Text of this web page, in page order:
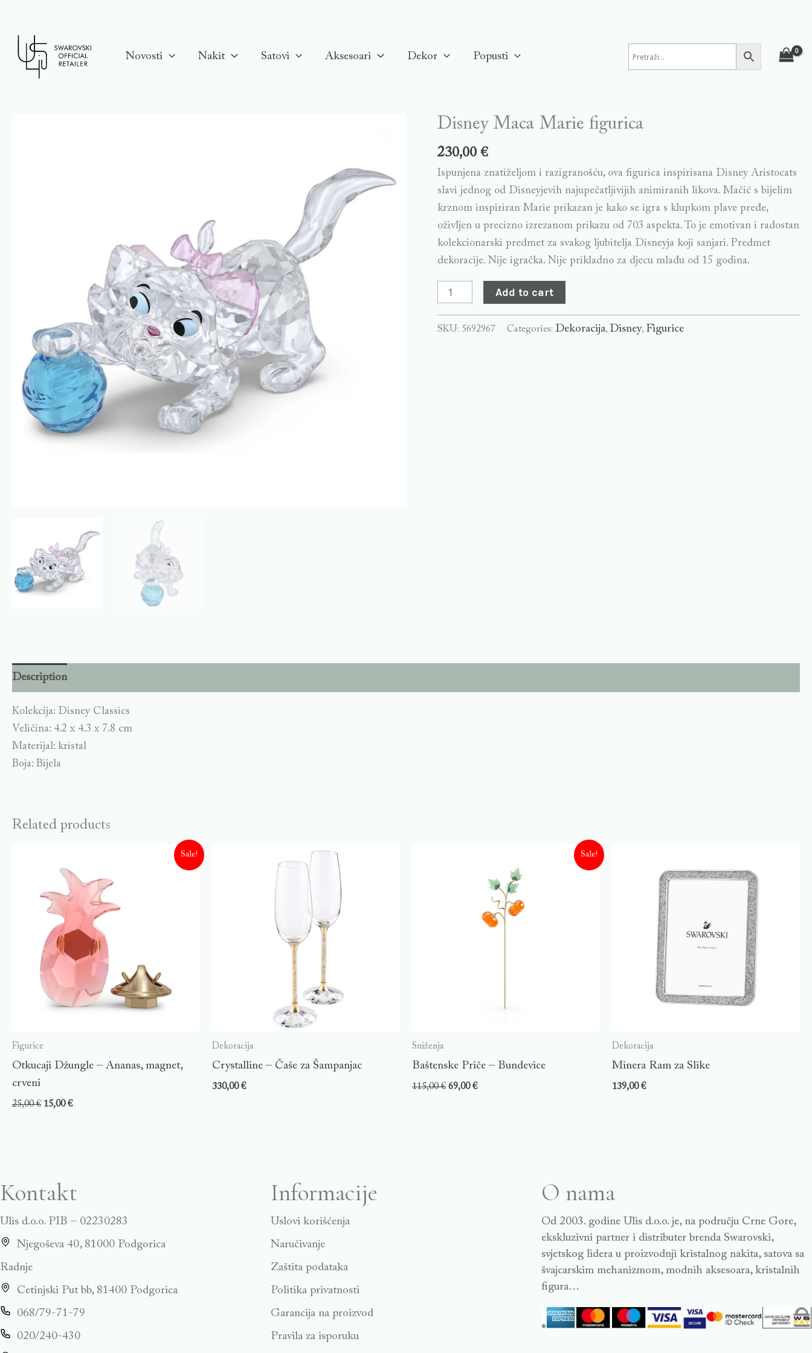
content
Novosti
Nakit Satovi Aksesoari Dekor Popusti
Disney Maca Marie figurica
230,00€
Ispunjena znatiželjom i razigranošću, ova figurica inspirisana Disney Aristocats
slavi jednog od Disneyjevih najupečatljivijih animiranih likova. Mačić s bijelim
krznom inspiriran Marie prikazan je kako se igra s klupkom plave pređe,
oživljen u precizno izrezanom prikazu od 703 aspekta. To je emotivan i radostan
kolekcionarski predmet za svakog ljubitelja Disneyja koji sanjari. Predmet
dekoracije. Nije igračka. Nije prikladno za djecu mlađu od 15 godina.
Disney
Marie
figurica
quantity
Add to cart
SKU: 5692967 Categories: Dekoracija, Disney, Figurice
Description
Kolekcija: Disney Classics
Veličina: 4.2 x 4.3 x 7.8 cm
Materijal: kristal
Boja: Bijela
Related products
Sale!
Figurice
Otkucaji Džungle – Ananas, magnet,
crveni
25,00€ 15,00€
Dekoracija
Crystalline – Čaše za Šampanjac
330,00€
Sale!
Sniženja
Baštenske Priče – Bundevice
115,00€ 69,00€
Dekoracija
Minera Ram za Slike
139,00€
Kontakt
Ulis d.o.o. PIB – 02230283
Njegoševa 40, 81000 Podgorica
Radnje
Cetinjski Put bb, 81400 Podgorica
068/79-71-79
020/240-430
Informacije
Uslovi korišćenja
Naručivanje
Zaštita podataka
Politika privatnosti
Garancija na proizvod
Pravila za isporuku
O nama
Od 2003. godine Ulis d.o.o. je, na području Crne Gore,
ekskluzivni partner i distributer brenda Swarovski,
svjetskog lidera u proizvodnji kristalnog nakita, satova sa
švajcarskim mehanizmom, modnih aksesoara, kristalnih
figura…